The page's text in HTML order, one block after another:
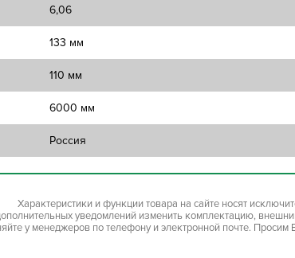
6,06
133 мм
110 мм
6000 мм
Россия
Характеристики и функции товара на сайте носят
уведомлений изменить комплектацию,
у менеджеров по телефону и электронной почте.